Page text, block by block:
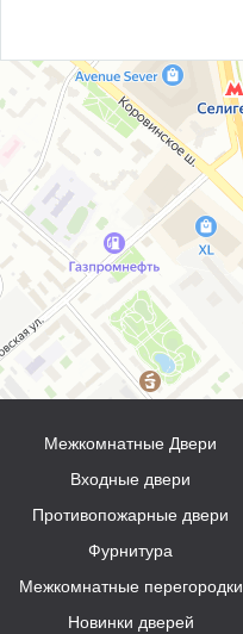
Межкомнатные Двери
Входные двери
Противопожарные двери
Фурнитура
Межкомнатные перегородки
Новинки дверей